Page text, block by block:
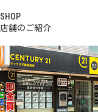
SHOP
店舗のご紹介